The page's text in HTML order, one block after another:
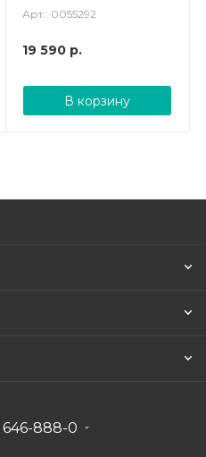
Арт.: 0055292
19 590р.
В корзину
646-888-0